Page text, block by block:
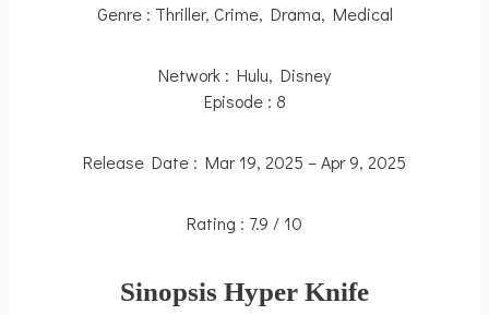
Genre : Thriller, Crime, Drama, Medical
Network : Hulu, Disney
Episode : 8
Release Date : Mar 19, 2025 – Apr 9, 2025
Rating : 7.9 / 10
Sinopsis Hyper Knife